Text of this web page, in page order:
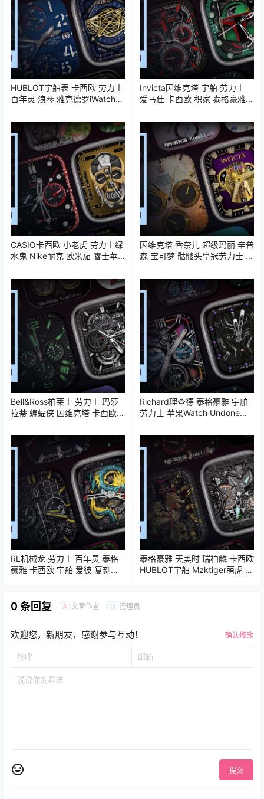
HUBLOT宇舶表 卡西欧 劳力士
百年灵 浪琴 雅克德罗iWatch表
Invicta因维克塔 宇舶 劳力士
爱马仕 卡西欧 积家 泰格豪雅
表盘推荐
CASIO卡西欧 小老虎 劳力士绿
水鬼 Nike耐克 欧米茄 睿士苹
鸡表盘推荐
因维克塔 香奈儿 超级玛丽 辛普
森 宝可梦 骷髅头皇冠劳力士 苹
鸡表盘推荐
Bell&Ross柏莱士 劳力士 玛莎
拉蒂 蝙蝠侠 因维克塔 卡西欧
可乐鸡表盘推荐
Richard理查德 泰格豪雅 宇舶
劳力士 苹果Watch Undone昂
鸡表盘推荐
RL机械龙 劳力士 百年灵 泰格
豪雅 卡西欧 宇舶 爱彼 复刻电
泰格豪雅 天美时 瑞柏麟 卡西欧
HUBLOT宇舶 Mzktiger萌虎 苹
0 条回复 A 文章作者 M 管理员
欢迎您，新朋友，感谢参与互动！ 确认修改
提交